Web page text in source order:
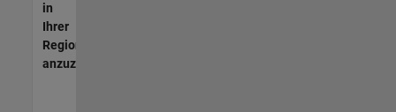
in
Ihrer
Region
anzuzeigen.